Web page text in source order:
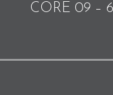
CORE 09 –